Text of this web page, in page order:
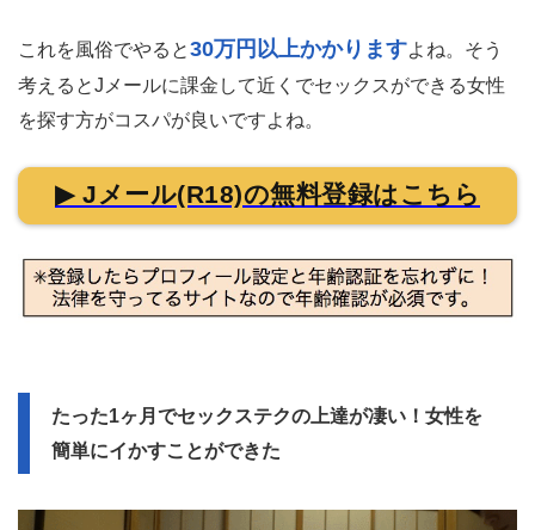
これを風俗でやると30万円以上かかりますよね。そう
考えるとJメールに課金して近くでセックスができる女性
を探す方がコスパが良いですよね。
▶ Jメール(R18)の無料登録はこちら
たった1ヶ月でセックステクの上達が凄い！女性を
簡単にイかすことができた